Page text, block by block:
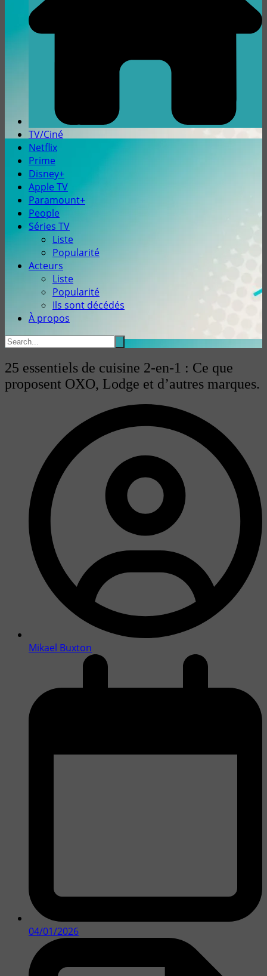
TV/Ciné
Netflix
Prime
Disney+
Apple TV
Paramount+
People
Séries TV
Liste
Popularité
Acteurs
Liste
Popularité
Ils sont décédés
À propos
25 essentiels de cuisine 2-en-1 : Ce que
proposent OXO, Lodge et d’autres marques.
Mikael Buxton
04/01/2026